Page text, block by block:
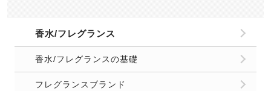
香水/フレグランス
香水/フレグランスの基礎
フレグランスブランド